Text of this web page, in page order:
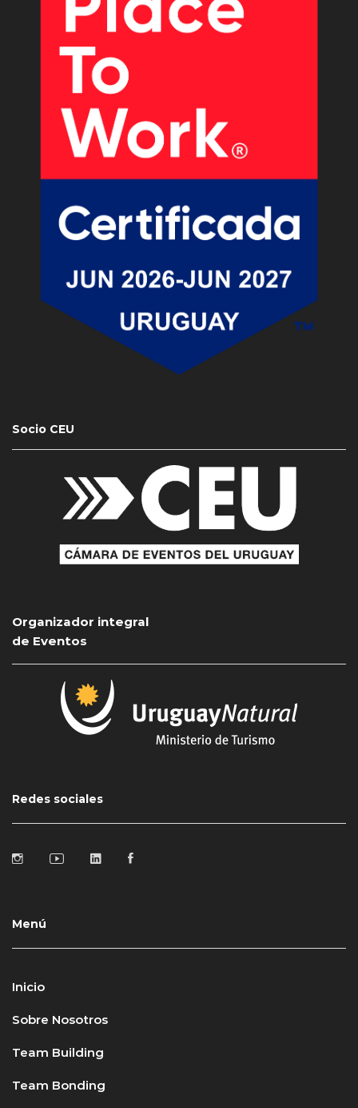
Socio CEU
Organizador integral
de Eventos
Redes sociales
Menú
Inicio
Sobre Nosotros
Team Building
Team Bonding